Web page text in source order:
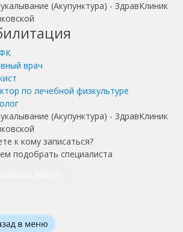
врач
по лечебной физкультуре
к кому записаться?
подобрать специалиста